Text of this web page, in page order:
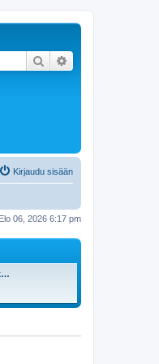
Etsi
Kirjaudu sisään
06, 2026 6:17 pm